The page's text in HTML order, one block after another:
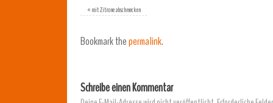
«mit Zitrone abschmecken
Bookmark thepermalink.
Schreibe einen Kommentar